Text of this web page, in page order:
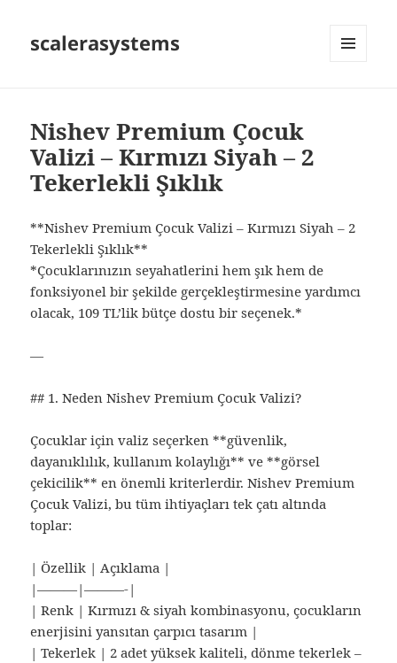
scalerasystems
Nishev Premium Çocuk
Valizi – Kırmızı Siyah – 2
Tekerlekli Şıklık
**Nishev Premium Çocuk Valizi – Kırmızı Siyah – 2
Tekerlekli Şıklık**
*Çocuklarınızın seyahatlerini hem şık hem de
fonksiyonel bir şekilde gerçekleştirmesine yardımcı
olacak, 109 TL’lik bütçe dostu bir seçenek.*
—
## 1. Neden Nishev Premium Çocuk Valizi?
Çocuklar için valiz seçerken **güvenlik,
dayanıklılık, kullanım kolaylığı** ve **görsel
çekicilik** en önemli kriterlerdir. Nishev Premium
Çocuk Valizi, bu tüm ihtiyaçları tek çatı altında
toplar:
| Özellik | Açıklama |
|———|———-|
| Renk | Kırmızı & siyah kombinasyonu, çocukların
enerjisini yansıtan çarpıcı tasarım |
| Tekerlek | 2 adet yüksek kaliteli, dönme tekerlek –